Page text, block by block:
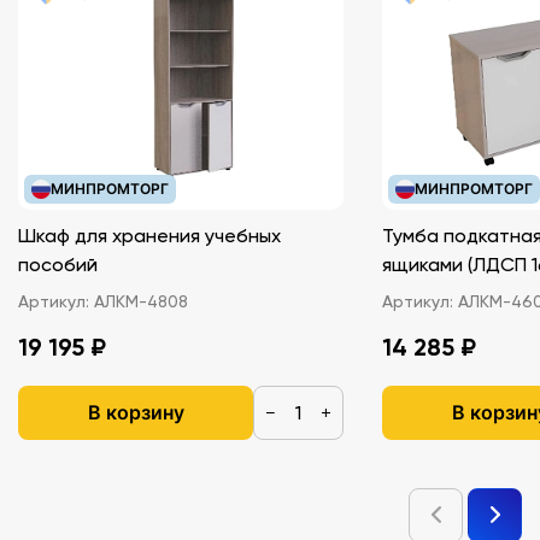
МИНПРОМТОРГ
Шкаф для хранения учебных
пособий
Артикул: АЛКМ-4808
19 195 ₽
В корзину − +
МИНПРОМТОРГ
Тумба
ящиками
Артикул: АЛКМ-
14 285 ₽
В